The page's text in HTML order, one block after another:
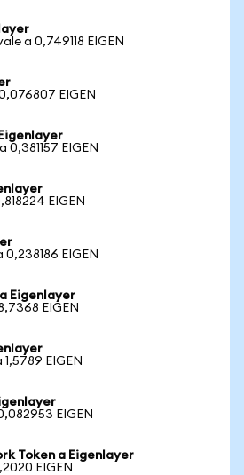
a 0,749118 EIGEN
EIGEN
0,381157 EIGEN
EIGEN
0,238186 EIGEN
Eigenlayer
EIGEN
EIGEN
EIGEN
Token a Eigenlayer
EIGEN